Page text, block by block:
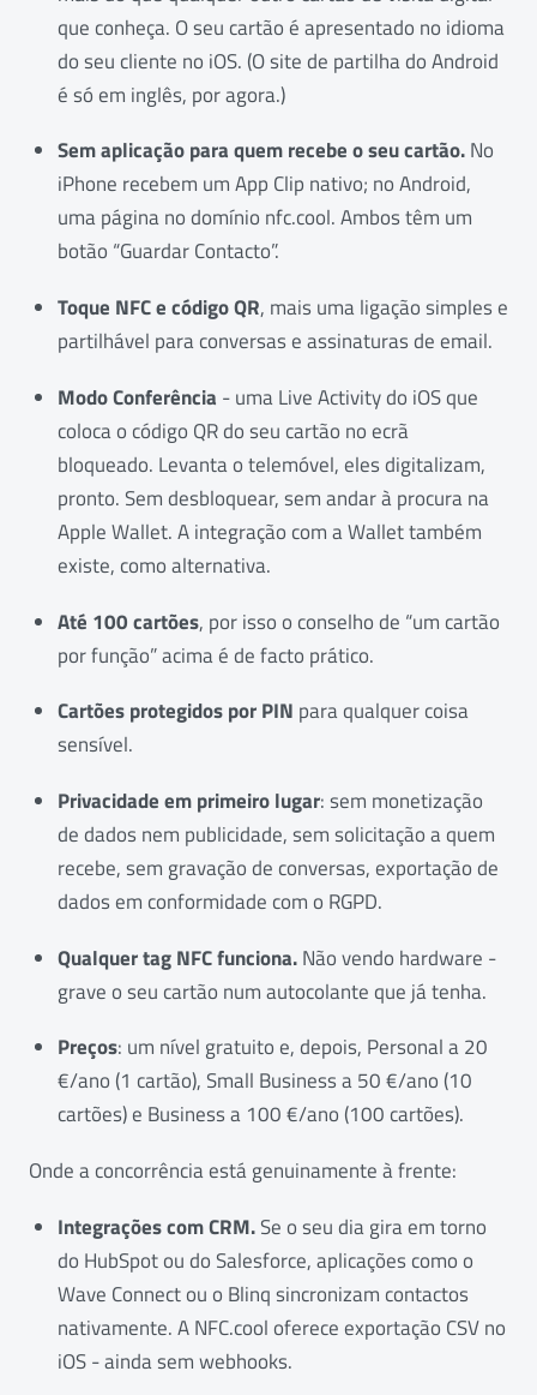
que conheça. O seu cartão é apresentado no idioma
do seu cliente no iOS. (O site de partilha do Android
é só em inglês, por agora.)
Sem aplicação para quem recebe o seu cartão.No
iPhone recebem um App Clip nativo; no Android,
uma página no domínio nfc.cool. Ambos têm um
botão “Guardar Contacto”.
Toque NFC e código QR, mais uma ligação simples e
partilhável para conversas e assinaturas de email.
Modo Conferência - uma Live Activity do iOS que
coloca o código QR do seu cartão no ecrã
bloqueado. Levanta o telemóvel, eles digitalizam,
pronto. Sem desbloquear, sem andar à procura na
Apple Wallet. A integração com a Wallet também
existe, como alternativa.
Até 100 cartões, por isso o conselho de “um cartão
por função” acima é de facto prático.
Cartões protegidos por PIN para qualquer coisa
sensível.
Privacidade em primeiro lugar: sem monetização
de dados nem publicidade, sem solicitação a quem
recebe, sem gravação de conversas, exportação de
dados em conformidade com o RGPD.
Qualquer tag NFC funciona.Não vendo hardware -
grave o seu cartão num autocolante que já tenha.
Preços: um nível gratuito e, depois, Personal a 20
€/ano (1 cartão), Small Business a 50 €/ano (10
cartões) e Business a 100 €/ano (100 cartões).
Onde a concorrência está genuinamente à frente:
Integrações com CRM.Se o seu dia gira em torno
do HubSpot ou do Salesforce, aplicações como o
Wave Connect ou o Blinq sincronizam contactos
nativamente. A NFC.cool oferece exportação CSV no
iOS - ainda sem webhooks.